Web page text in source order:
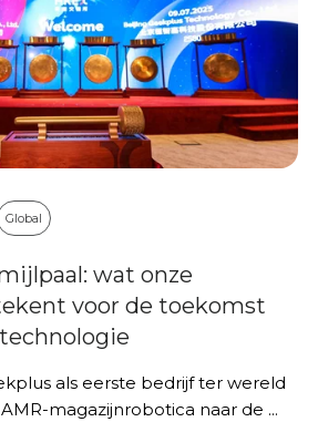
Global
wat onze
voor de toekomst
als eerste bedrijf ter wereld
magazijnrobotica naar de ...